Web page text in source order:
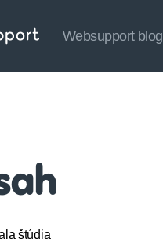
Websupport blog
štúdia